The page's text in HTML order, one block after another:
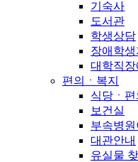
기숙사
도서관
학생상담
장애학생
대학직
편의ㆍ복지
식당ㆍ편
보건실
부속병원
대관안내
유실물 찾